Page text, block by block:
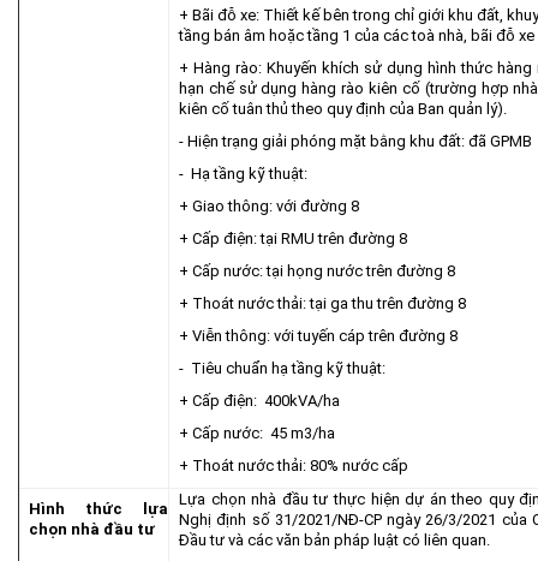
+ Bãi đỗ xe: Thiết kế bên trong chỉ giới khu đất,
tầng bán âm hoặc tầng 1 của các toà nhà, bãi đỗ xe
+ Hàng rào: Khuyến khích sử dụng hình thức
hạn chế sử dụng hàng rào kiên cố (trường hợp
kiên cố tuân thủ theo quy định của Ban quản lý).
- Hiện trạng giải phóng mặt bằng khu đất: đã GPMB
- Hạ tầng kỹ thuật:
+ Giao thông: với đường 8
+ Cấp điện: tại RMU trên đường 8
+ Cấp nước: tại họng nước trên đường 8
+ Thoát nước thải: tại ga thu trên đường 8
+ Viễn thông: với tuyến cáp trên đường 8
- Tiêu chuẩn hạ tầng kỹ thuật:
+ Cấp điện: 400kVA/ha
+ Cấp nước: 45 m3/ha
+ Thoát nước thải: 80% nước cấp
Hình thức lựa
chọn nhà đầu tư
Lựa chọn nhà đầu tư thực hiện dự án theo quy
Nghị định số 31/2021/NĐ-CP ngày 26/3/2021 của
Đầu tư và các văn bản pháp luật có liên quan.